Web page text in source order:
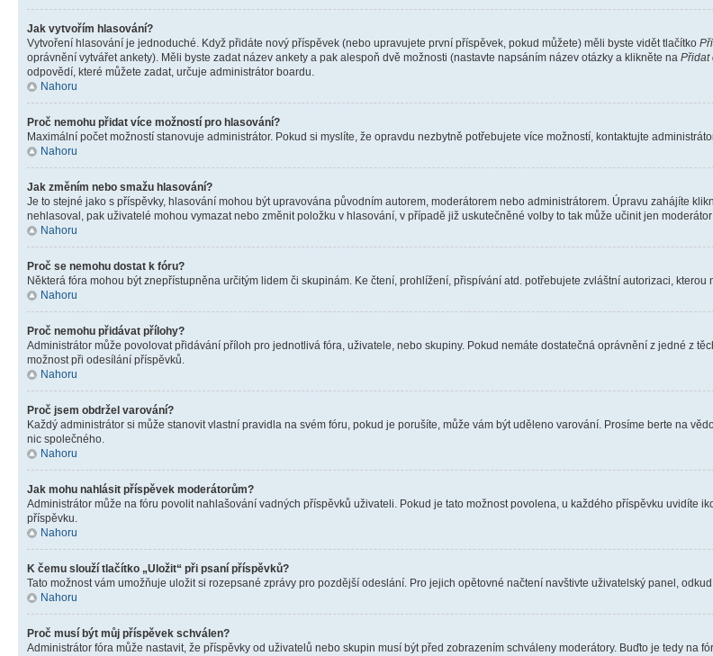
Jak vytvořím hlasování?
Vytvoření hlasování je jednoduché. Když přidáte nový příspěvek (nebo upravujete první příspěvek, pokud můžete) měli byste vidět tlačítko
oprávnění vytvářet ankety). Měli byste zadat název ankety a pak alespoň dvě možnosti (nastavte napsáním název otázky a klikněte na Přidat
odpovědí, které můžete zadat, určuje administrátor boardu.
Nahoru
Proč nemohu přidat více možností pro hlasování?
Maximální počet možností stanovuje administrátor. Pokud si myslíte, že opravdu nezbytně potřebujete více možností, kontaktujte
Nahoru
Jak změním nebo smažu hlasování?
Je to stejné jako s příspěvky, hlasování mohou být upravována původním autorem, moderátorem nebo administrátorem. Úpravu zahájíte
nehlasoval, pak uživatelé mohou vymazat nebo změnit položku v hlasování, v případě již uskutečněné volby to tak může učinit jen
Nahoru
Proč se nemohu dostat k fóru?
Některá fóra mohou být znepřístupněna určitým lidem či skupinám. Ke čtení, prohlížení, přispívání atd. potřebujete zvláštní autorizaci, kterou
Nahoru
Proč nemohu přidávat přílohy?
Administrátor může povolovat přidávání příloh pro jednotlivá fóra, uživatele, nebo skupiny. Pokud nemáte dostatečná oprávnění z jedné z
možnost při odesílání příspěvků.
Nahoru
Proč jsem obdržel varování?
Každý administrátor si může stanovit vlastní pravidla na svém fóru, pokud je porušíte, může vám být uděleno varování. Prosíme berte na
nic společného.
Nahoru
Jak mohu nahlásit příspěvek moderátorům?
Administrátor může na fóru povolit nahlašování vadných příspěvků uživateli. Pokud je tato možnost povolena, u každého příspěvku uvidíte
příspěvku.
Nahoru
K čemu slouží tlačítko „Uložit“ při psaní příspěvků?
Tato možnost vám umožňuje uložit si rozepsané zprávy pro pozdější odeslání. Pro jejich opětovné načtení navštivte uživatelský panel,
Nahoru
Proč musí být můj příspěvek schválen?
Administrátor fóra může nastavit, že příspěvky od uživatelů nebo skupin musí být před zobrazením schváleny moderátory. Buďto je tedy na